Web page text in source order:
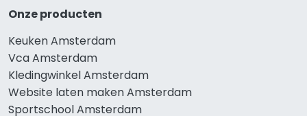
Onze producten
Keuken Amsterdam
Vca Amsterdam
Kledingwinkel Amsterdam
Website laten maken Amsterdam
Sportschool Amsterdam